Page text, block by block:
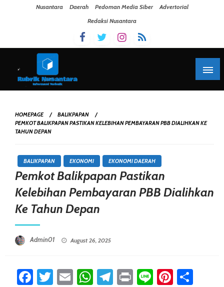
Nusantara Daerah Pedoman Media Siber
Advertorial
Redaksi Nusantara
HOMEPAGE
BALIKPAPAN
PEMKOT BALIKPAPAN PASTIKAN KELEBIHAN PEMBAYARAN PBB DIALIHKAN KE
TAHUN DEPAN
BALIKPAPAN EKONOMI EKONOMI DAERAH
Pemkot Balikpapan Pastikan
Kelebihan Pembayaran PBB Dialihkan
Ke Tahun Depan
Admin01 August 26, 2025
Facebook
Twitter
EmailWhatsApp
Telegram
PrintLine